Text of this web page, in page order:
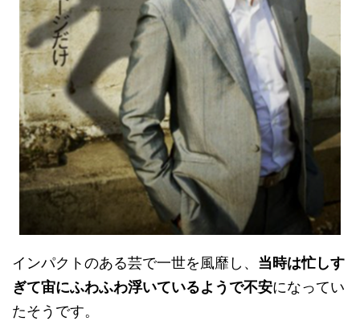
インパクトのある芸で一世を風靡し、 当時は忙しす
ぎて宙にふわふわ浮いているようで不安になってい
たそうです。